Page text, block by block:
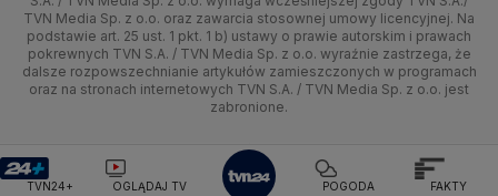
Pogoda RadomskoPogoda BochniaPogoda Brodnica
Pogoda Krynica MorskaPogoda Kutno
Pogoda GnieznoPogoda Jelenia Góra
Pogoda Tarnowskie Góry
Pogoda Krynica-Zdrój
Pogoda Szklarska Poręba
Pogoda Suwałki Pogoda Radom
Kujawsko-pomorskie
Lublin
Olsztyn
Ze świata
Tech
Dla seniora
Siatkówka
F1
Tech
Nauka
HGTV
TVN Turbo
TVN7
Oglądaj na TV
Zrealizuj voucher
TVN Media Sp. z o.o. oraz zawarcia stosownej umowy licencyjnej. Na
podstawie art. 25 ust. 1 pkt. 1 b) ustawy o prawie autorskim i prawach
pokrewnych TVN S.A. / TVN Media Sp. z o.o. wyraźnie zastrzega, że
dalsze rozpowszechnianie artykułów zamieszczonych w programach
oraz na stronach internetowych TVN S.A. / TVN Media Sp. z o.o. jest
zabronione.
TVN24+ OGLĄDAJ TV POGODA FAKTY